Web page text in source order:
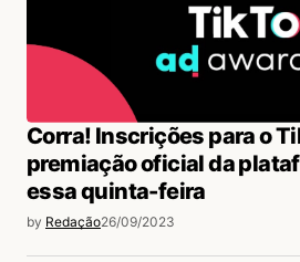
Corra! Inscrições para o
premiação oficial da
essa quinta-feira
by Redação26/09/2023